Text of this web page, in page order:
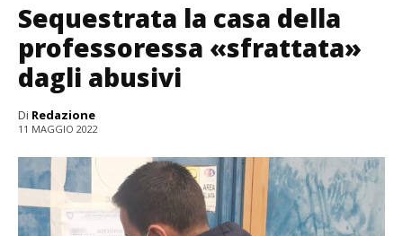
Sequestrata la casa della
professoressa «sfrattata»
dagli abusivi
Di Redazione
11 MAGGIO 2022